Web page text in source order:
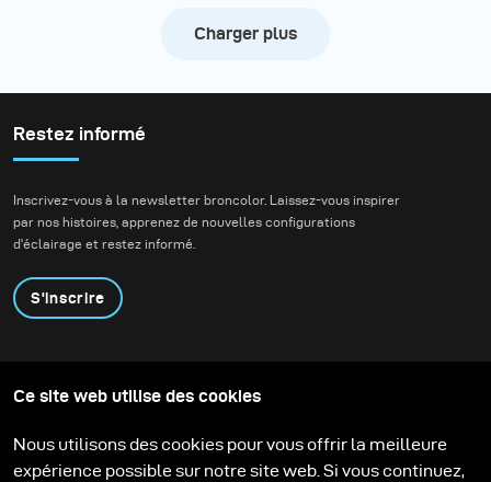
Charger plus
Restez informé
Inscrivez-vous à la newsletter broncolor. Laissez-vous inspirer
par nos histoires, apprenez de nouvelles configurations
d'éclairage et restez informé.
S'inscrire
Contactez-nous
Technologies
Support
Carrière
Media Center
Ce site web utilise des cookies
Nous utilisons des cookies pour vous offrir la meilleure
expérience possible sur notre site web. Si vous continuez,